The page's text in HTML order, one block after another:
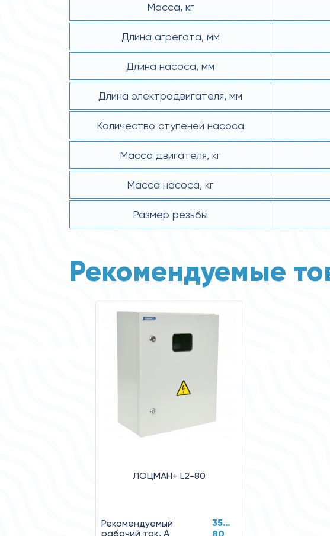
Масса, кг
Длина агрегата, мм
Длина насоса, мм
Длина электродвигателя, мм
Количество ступеней насоса
Масса двигателя, кг
Масса насоса, кг
Размер резьбы
Рекомендуемые
ЛОЦМАН+ L2-80
Рекомендуемый
рабочий ток, А
35…